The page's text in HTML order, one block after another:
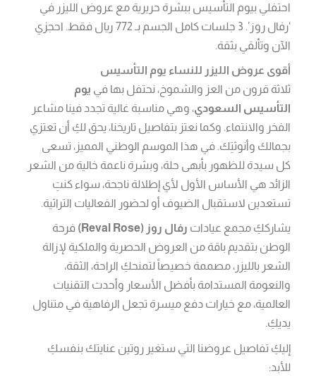
احتفلي بيوم التأسيس ببشرة حريرية مع عروض الليزر في
‘رفال روز’. 3 جلسات كامل الجسم بـ 772 ريال فقط. احجزي
الآن وتألقي بثقة.
أقوى عروض الليزر للنساء يوم التأسيس
ثلاثة قرون من العز والشموخ، نحتفل بها في يوم
التأسيس السعودي، وهي مناسبة غالية تجدد فينا مشاعر
الفخر والانتماء. وكما نعتز بتفاصيل تاريخنا، يحق لكِ أن تعتزي
بجمالك وأنوثتِك. في هذا الموسم الوطني المميز، تسعى
كل سيدة للظهور بأبهى حلة، وبشرة ناعمة خالية من الشعر
الزائد هي الأساس الأول لأي إطلالة ناجحة، سواء كنتِ
تستعدين لاستقبال الضيوف أو لحضور الفعاليات التراثية.
يشارككِ مجمع عيادات رفال روز (Reval Rose)
فرحة
الوطن بتقديم باقة من العروض الحصرية والملكية لإزالة
الشعر بالليزر، مصممة خصيصاً لتمنحكِ الراحة، الثقة،
والنعومة المستدامة بأفضل الأسعار وأحدث التقنيات
العالمية، مع خيارات دفع ميسرة تجعل الرفاهية في متناول
يديكِ.
إليكِ تفاصيل عروضنا التي ستغير روتين عنايتك بنفسكِ
للأبد: